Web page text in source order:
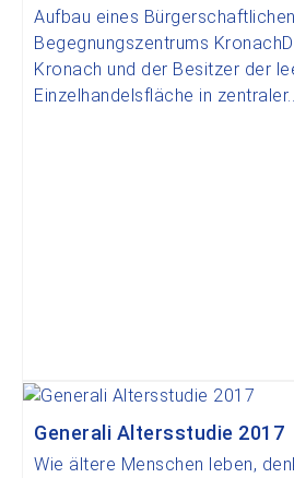
Aufbau eines Bürgerschaftlichen
Begegnungszentrums
Kronach und der Besitzer der
Einzelhandelsfläche in zentraler...
Generali Altersstudie 2017
Wie ältere Menschen leben,